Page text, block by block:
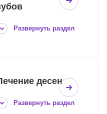
Развернуть раздел
десен
Развернуть раздел